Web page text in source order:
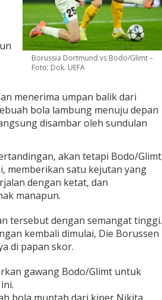
Borussia Dortmund vs Bodo/Glimt –
Foto: Dok. UEFA
menerima umpan balik dari
bola lambung menuju depan
disambar oleh sundulan
akan tetapi Bodo/
memberikan satu kejutan yang
dengan ketat, dan
manapun.
tersebut dengan semangat tinggi.
kembali dimulai, Die Borussen
di papan skor.
gawang Bodo/Glimt untuk